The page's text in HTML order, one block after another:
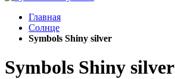
Главная
Солнце
Symbols Shiny silver
Symbols Shiny silver